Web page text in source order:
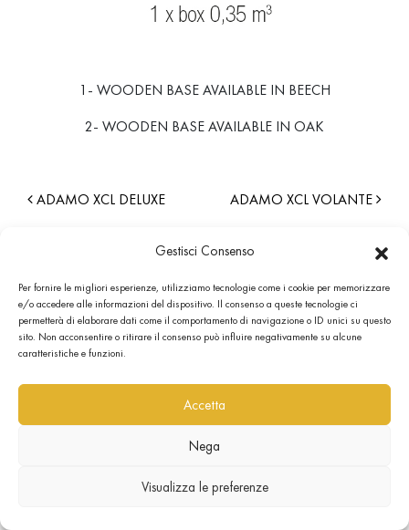
Gestisci Consenso
Per fornire le migliori esperienze, utilizziamo tecnologie come i cookie per memorizzare
e/o accedere alle informazioni del dispositivo. Il consenso a queste tecnologie ci
permetterà di elaborare dati come il comportamento di navigazione o ID unici su questo
sito. Non acconsentire o ritirare il consenso può influire negativamente su alcune
caratteristiche e funzioni.
Accetta
Nega
Visualizza le preferenze
1- WOODEN BASE AVAILABLE IN BEECH
2- WOODEN BASE AVAILABLE IN OAK
ADAMO XCL DELUXE ADAMO XCL VOLANTE